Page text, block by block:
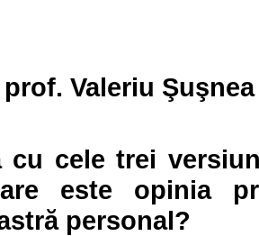
Valeriu
cu cele trei
este opinia
personal?